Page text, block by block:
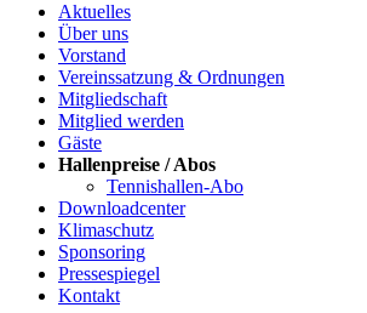
Aktuelles
Über uns
Vorstand
Vereinssatzung & Ordnungen
Mitgliedschaft
Mitglied werden
Gäste
Hallenpreise / Abos
Tennishallen-Abo
Downloadcenter
Klimaschutz
Sponsoring
Pressespiegel
Kontakt